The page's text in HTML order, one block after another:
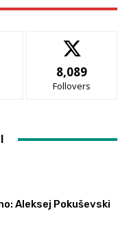
8,089
Follovers
Aleksej Pokuševski